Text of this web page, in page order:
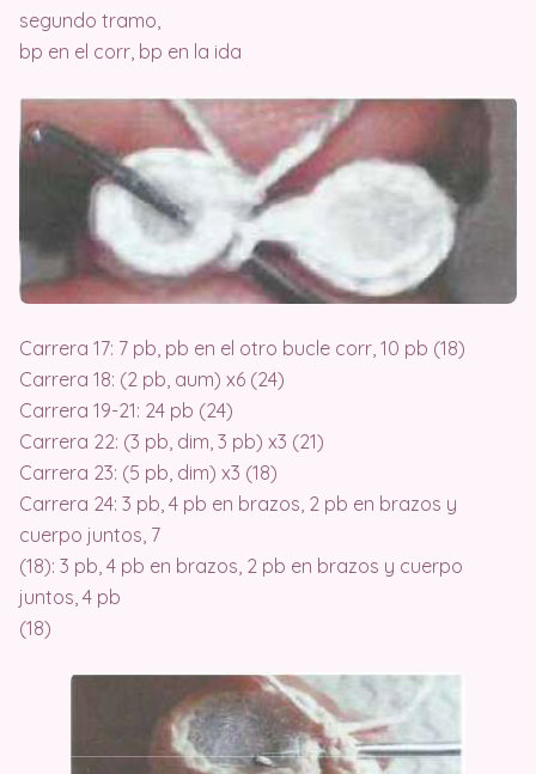
segundo tramo,
bp en el corr, bp en la ida
Carrera 17: 7 pb, pb en el otro bucle corr, 10 pb (18)
Carrera 18: (2 pb, aum) x6 (24)
Carrera 19-21: 24 pb (24)
Carrera 22: (3 pb, dim, 3 pb) x3 (21)
Carrera 23: (5 pb, dim) x3 (18)
Carrera 24: 3 pb, 4 pb en brazos, 2 pb en brazos y
cuerpo juntos, 7
(18): 3 pb, 4 pb en brazos, 2 pb en brazos y cuerpo
juntos, 4 pb
(18)